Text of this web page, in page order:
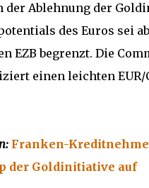
der Ablehnung der
des Euros sei
EZB begrenzt. Die
einen leichten EUR/
Franken-
der Goldinitiative auf